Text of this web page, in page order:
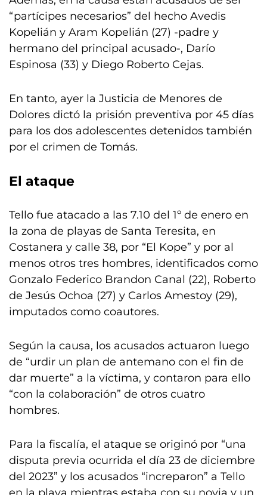
“partícipes necesarios” del hecho Avedis
Kopelián y Aram Kopelián (27) -padre y
hermano del principal acusado-, Darío
Espinosa (33) y Diego Roberto Cejas.
En tanto, ayer la Justicia de Menores de
Dolores dictó la prisión preventiva por 45 días
para los dos adolescentes detenidos también
por el crimen de Tomás.
El ataque
Tello fue atacado a las 7.10 del 1º de enero en
la zona de playas de Santa Teresita, en
Costanera y calle 38, por “El Kope” y por al
menos otros tres hombres, identificados como
Gonzalo Federico Brandon Canal (22), Roberto
de Jesús Ochoa (27) y Carlos Amestoy (29),
imputados como coautores.
Según la causa, los acusados actuaron luego
de “urdir un plan de antemano con el fin de
dar muerte” a la víctima, y contaron para ello
“con la colaboración” de otros cuatro
hombres.
Para la fiscalía, el ataque se originó por “una
disputa previa ocurrida el día 23 de diciembre
del 2023” y los acusados “increparon” a Tello